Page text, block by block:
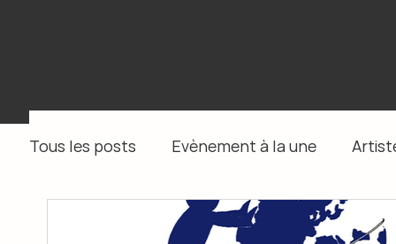
Tous les posts Evènement à la une